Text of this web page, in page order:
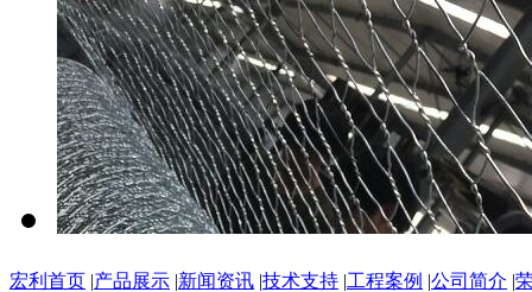
宏利首页 |产品展示 |新闻资讯 |技术支持 |工程案例 |公司简介 |